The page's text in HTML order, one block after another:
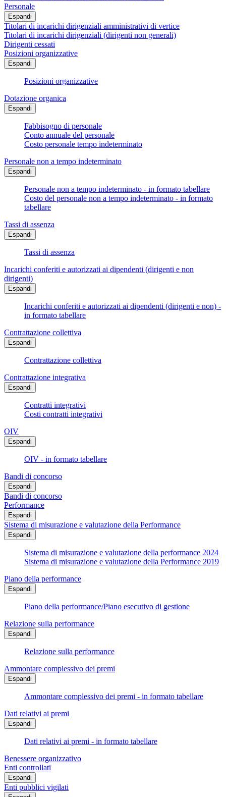
Personale
Espandi
Titolari di incarichi dirigenziali amministrativi di vertice
Titolari di incarichi dirigenziali (dirigenti non generali)
Dirigenti cessati
Posizioni organizzative
Espandi
Posizioni organizzative
Dotazione organica
Espandi
Fabbisogno di personale
Conto annuale del personale
Costo personale tempo indeterminato
Personale non a tempo indeterminato
Espandi
Personale non a tempo indeterminato - in formato tabellare
Costo del personale non a tempo indeterminato - in formato
tabellare
Tassi di assenza
Espandi
Tassi di assenza
Incarichi conferiti e autorizzati ai dipendenti (dirigenti e non
dirigenti)
Espandi
Incarichi conferiti e autorizzati ai dipendenti (dirigenti e non) -
in formato tabellare
Contrattazione collettiva
Espandi
Contrattazione collettiva
Contrattazione integrativa
Espandi
Contratti integrativi
Costi contratti integrativi
OIV
Espandi
OIV - in formato tabellare
Bandi di concorso
Espandi
Bandi di concorso
Performance
Espandi
Sistema di misurazione e valutazione della Performance
Espandi
Sistema di misurazione e valutazione della performance 2024
Sistema di misurazione e valutazione della Performance 2019
Piano della performance
Espandi
Piano della performance/Piano esecutivo di gestione
Relazione sulla performance
Espandi
Relazione sulla performance
Ammontare complessivo dei premi
Espandi
Ammontare complessivo dei premi - in formato tabellare
Dati relativi ai premi
Espandi
Dati relativi ai premi - in formato tabellare
Benessere organizzativo
Enti controllati
Espandi
Enti pubblici vigilati